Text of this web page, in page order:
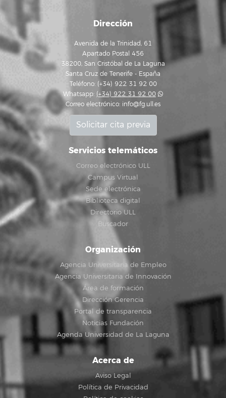
Dirección
Avenida de la Trinidad, 61
Apartado Postal 456
38200, San Cristóbal de La Laguna
Santa Cruz de Tenerife - España
Teléfono: (+34) 922 31 92 00
Whatsapp: (+34) 922 31 92 00
Correo electrónico: info@fg.ull.es
Solicitar cita previa
Servicios telemáticos
Correo electrónico ULL
Campus Virtual
Sede electrónica
Biblioteca digital
Directorio ULL
Buscador
Organización
Agencia Universitaria de Empleo
Agencia Universitaria de Innovación
Área de formación
Dirección Gerencia
Portal de transparencia
Noticias Fundación
Agenda Universidad de La Laguna
Acerca de
Aviso Legal
Política de Privacidad